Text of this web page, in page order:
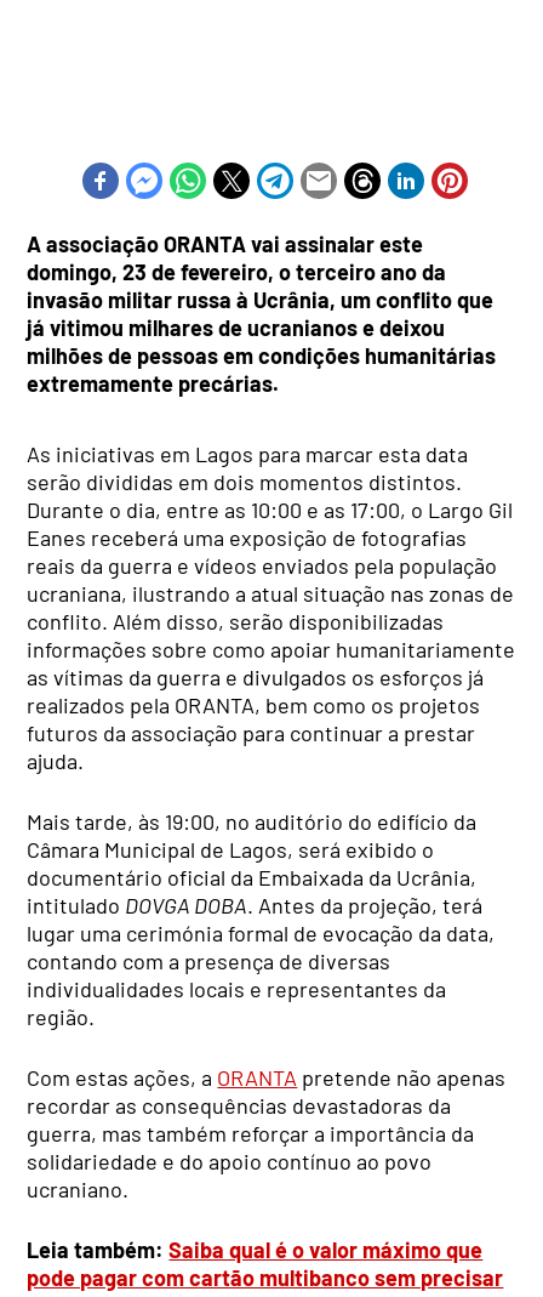
A associação ORANTA vai assinalar este
domingo, 23 de fevereiro, o terceiro ano da
invasão militar russa à Ucrânia, um conflito que
já vitimou milhares de ucranianos e deixou
milhões de pessoas em condições humanitárias
extremamente precárias.
As iniciativas em Lagos para marcar esta data
serão divididas em dois momentos distintos.
Durante o dia, entre as 10:00 e as 17:00, o Largo Gil
Eanes receberá uma exposição de fotografias
reais da guerra e vídeos enviados pela população
ucraniana, ilustrando a atual situação nas zonas de
conflito. Além disso, serão disponibilizadas
informações sobre como apoiar humanitariamente
as vítimas da guerra e divulgados os esforços já
realizados pela ORANTA, bem como os projetos
futuros da associação para continuar a prestar
ajuda.
Mais tarde, às 19:00, no auditório do edifício da
Câmara Municipal de Lagos, será exibido o
documentário oficial da Embaixada da Ucrânia,
intitulado DOVGA DOBA. Antes da projeção, terá
lugar uma cerimónia formal de evocação da data,
contando com a presença de diversas
individualidades locais e representantes da
região.
Com estas ações, a ORANTA pretende não apenas
recordar as consequências devastadoras da
guerra, mas também reforçar a importância da
solidariedade e do apoio contínuo ao povo
ucraniano.
Leia também:Saiba qual é o valor máximo que
pode pagar com cartão multibanco sem precisar